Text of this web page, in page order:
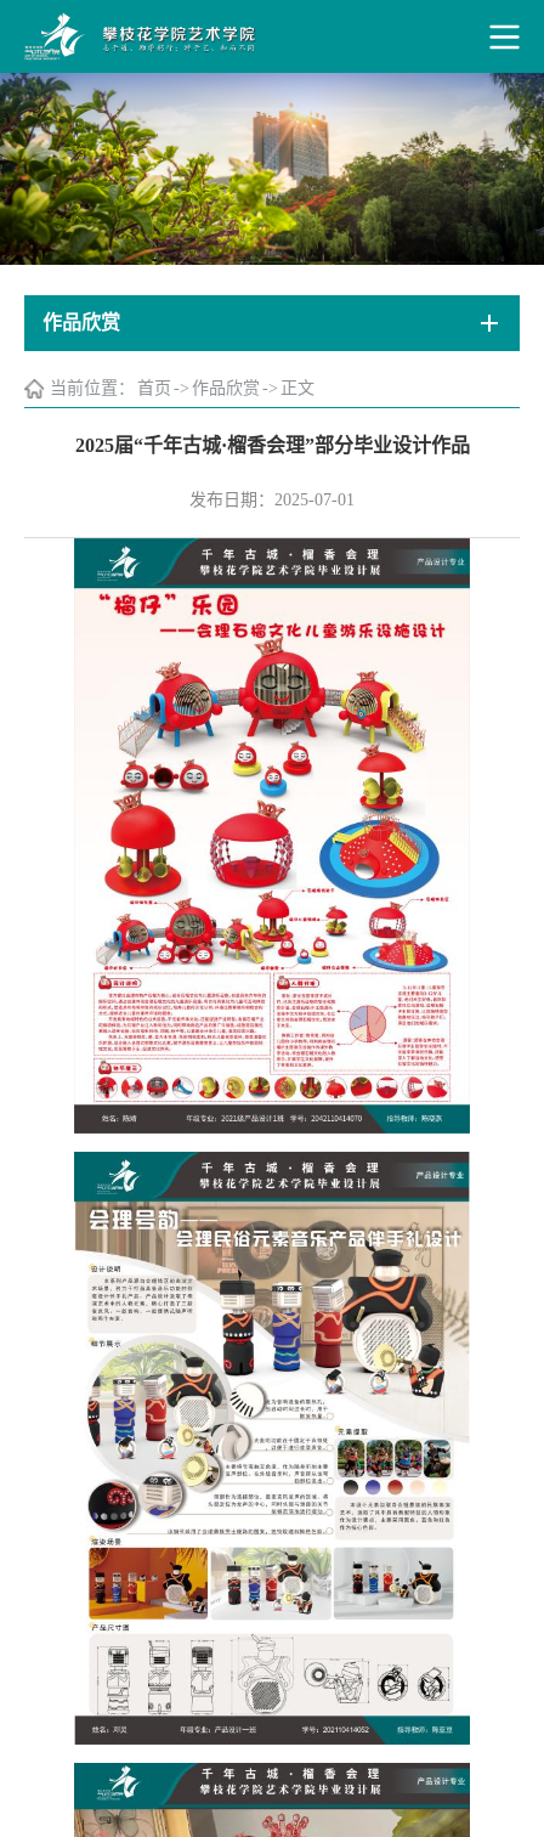
作品欣赏
当前位置： 首页 -> 作品欣赏 -> 正文
2025届“千年古城·榴香会理”部分毕业设计作品
发布日期：2025-07-01